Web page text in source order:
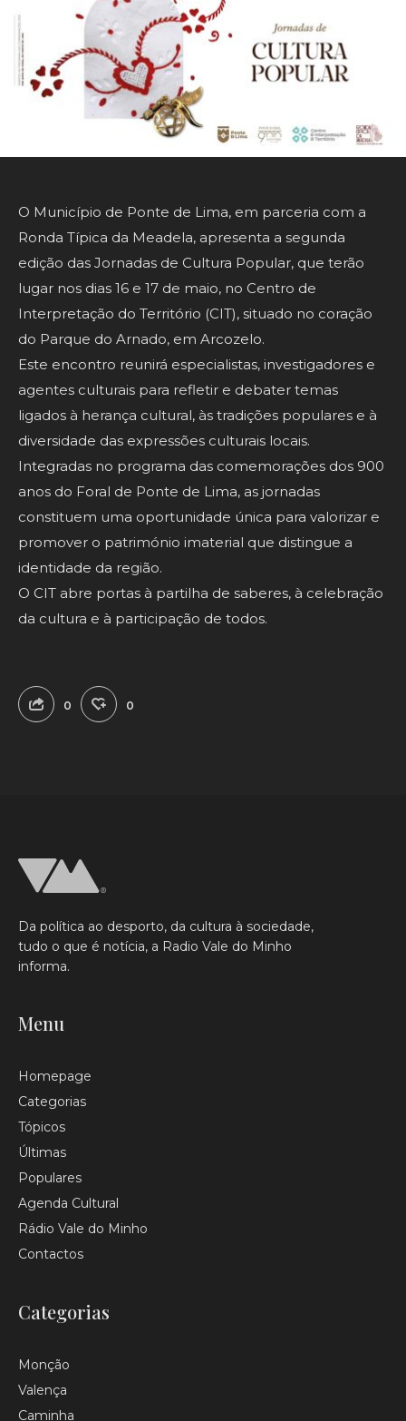
O Município de Ponte de Lima, em parceria com a
Ronda Típica da Meadela, apresenta a segunda
edição das Jornadas de Cultura Popular, que terão
lugar nos dias 16 e 17 de maio, no Centro de
Interpretação do Território (CIT), situado no coração
do Parque do Arnado, em Arcozelo.
Este encontro reunirá especialistas, investigadores e
agentes culturais para refletir e debater temas
ligados à herança cultural, às tradições populares e à
diversidade das expressões culturais locais.
Integradas no programa das comemorações dos 900
anos do Foral de Ponte de Lima, as jornadas
constituem uma oportunidade única para valorizar e
promover o património imaterial que distingue a
identidade da região.
O CIT abre portas à partilha de saberes, à celebração
da cultura e à participação de todos.
0 0
Da política ao desporto, da cultura à sociedade,
tudo o que é notícia, a Radio Vale do Minho
informa.
Menu
Homepage
Categorias
Tópicos
Últimas
Populares
Agenda Cultural
Rádio Vale do Minho
Contactos
Categorias
Monção
Valença
Caminha